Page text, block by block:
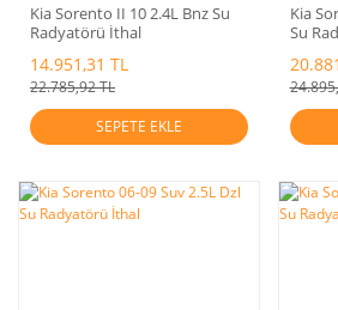
Kia Sorento II 10 2.4L Bnz Su
Radyatörü İthal
14.951,31 TL
22.785,92 TL
SEPETE EKLE
Kia
Su